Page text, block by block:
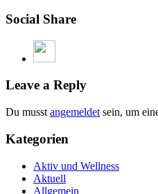
Social Share
Leave a Reply
Du musst angemeldet sein, um
Kategorien
Aktiv und Wellness
Aktuell
Allgemein